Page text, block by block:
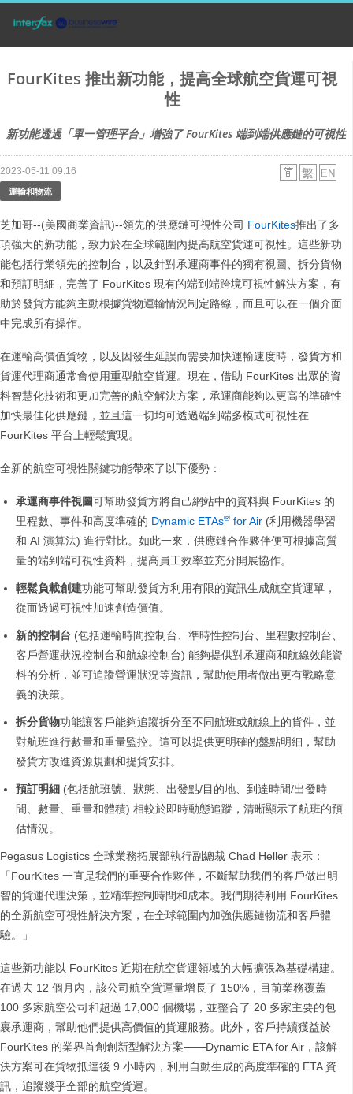
FourKites 推出新功能，提高全球航空貨運可視
性
新功能透過「單一管理平台」增強了 FourKites 端到端供應鏈的可視性
2023-05-11 09:16
運輸和物流
芝加哥--(美國商業資訊)--領先的供應鏈可視性公司 FourKites推出了多
項強大的新功能，致力於在全球範圍內提高航空貨運可視性。這些新功
能包括行業領先的控制台，以及針對承運商事件的獨有視圖、拆分貨物
和預訂明細，完善了 FourKites 現有的端到端跨境可視性解決方案，有
助於發貨方能夠主動根據貨物運輸情況制定路線，而且可以在一個介面
中完成所有操作。
在運輸高價值貨物，以及因發生延誤而需要加快運輸速度時，發貨方和
貨運代理商通常會使用重型航空貨運。現在，借助 FourKites 出眾的資
料智慧化技術和更加完善的航空解決方案，承運商能夠以更高的準確性
加快最佳化供應鏈，並且這一切均可透過端到端多模式可視性在
FourKites 平台上輕鬆實現。
全新的航空可視性關鍵功能帶來了以下優勢：
承運商事件視圖可幫助發貨方將自己網站中的資料與 FourKites 的
里程數、事件和高度準確的 Dynamic ETAs® for Air (利用機器學習
和 AI 演算法) 進行對比。如此一來，供應鏈合作夥伴便可根據高質
量的端到端可視性資料，提高員工效率並充分開展協作。
輕鬆負載創建功能可幫助發貨方利用有限的資訊生成航空貨運單，
從而透過可視性加速創造價值。
新的控制台 (包括運輸時間控制台、準時性控制台、里程數控制台、
客戶營運狀況控制台和航線控制台) 能夠提供對承運商和航線效能資
料的分析，並可追蹤營運狀況等資訊，幫助使用者做出更有戰略意
義的決策。
拆分貨物功能讓客戶能夠追蹤拆分至不同航班或航線上的貨件，並
對航班進行數量和重量監控。這可以提供更明確的盤點明細，幫助
發貨方改進資源規劃和提貨安排。
預訂明細 (包括航班號、狀態、出發點/目的地、到達時間/出發時
間、數量、重量和體積) 相較於即時動態追蹤，清晰顯示了航班的預
估情況。
Pegasus Logistics 全球業務拓展部執行副總裁 Chad Heller 表示：
「FourKites 一直是我們的重要合作夥伴，不斷幫助我們的客戶做出明
智的貨運代理決策，並精準控制時間和成本。我們期待利用 FourKites
的全新航空可視性解決方案，在全球範圍內加強供應鏈物流和客戶體
驗。」
這些新功能以 FourKites 近期在航空貨運領域的大幅擴張為基礎構建。
在過去 12 個月內，該公司航空貨運量增長了 150%，目前業務覆蓋
100 多家航空公司和超過 17,000 個機場，並整合了 20 多家主要的包
裹承運商，幫助他們提供高價值的貨運服務。此外，客戶持續獲益於
FourKites 的業界首創創新型解決方案——Dynamic ETA for Air，該解
決方案可在貨物抵達後 9 小時內，利用自動生成的高度準確的 ETA 資
訊，追蹤幾乎全部的航空貨運。